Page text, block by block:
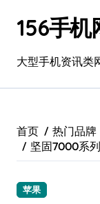
156手机
大型手机资讯类
首页 热门品牌
坚固7000系
苹果